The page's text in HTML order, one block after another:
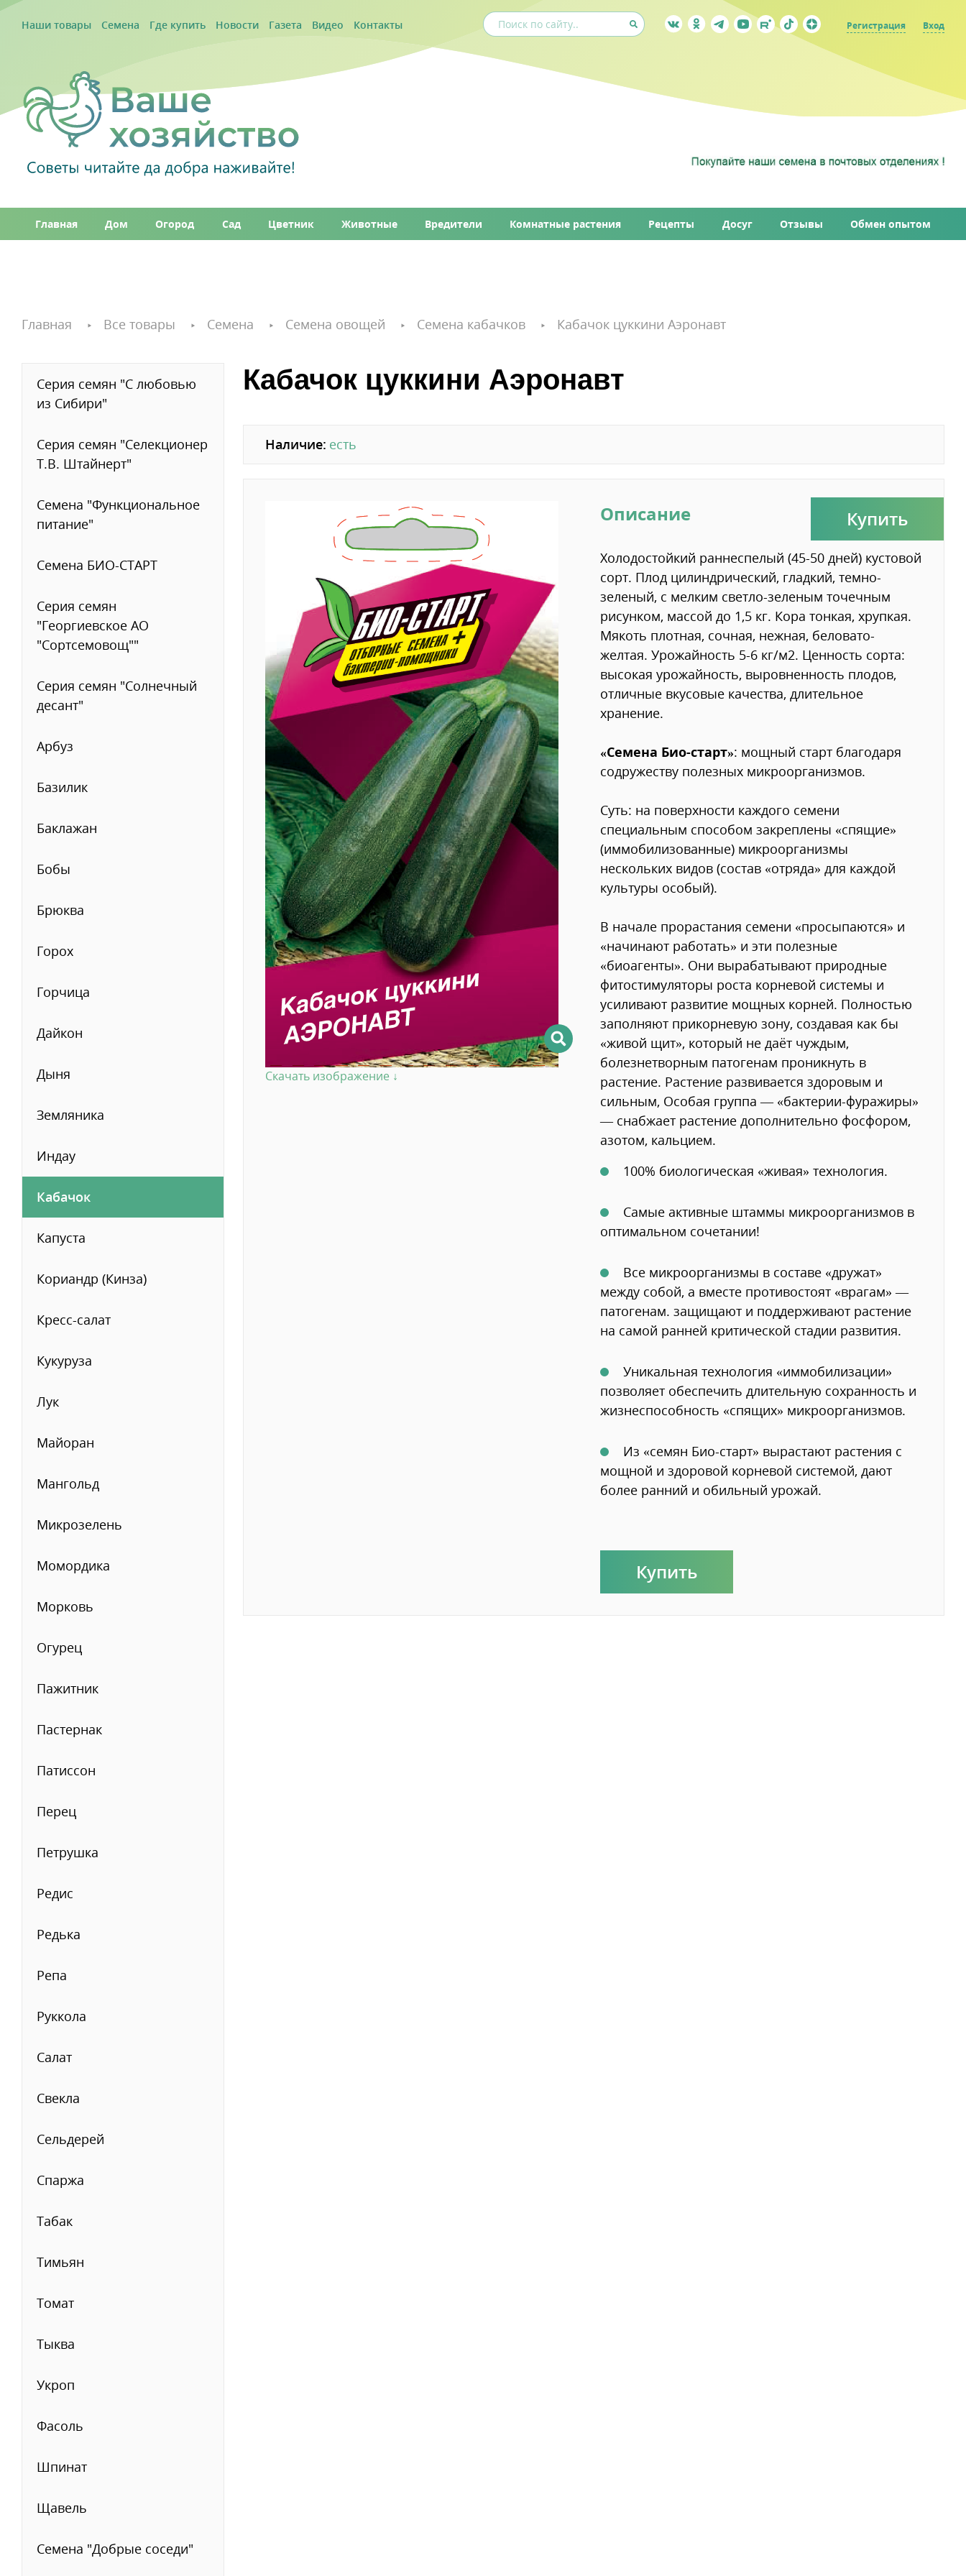
Наши товары Семена Где купить Новости Газета Видео Контакты Регистрация Вход
Главная Дом Огород Сад Цветник Животные Вредители Комнатные растения Рецепты Досуг Отзывы Обмен опытом
Главная Все товары Семена Семена овощей Семена кабачков Кабачок цуккини Аэронавт
Серия семян "С любовью
из Сибири"
Серия семян "Селекционер
Т.В. Штайнерт"
Семена "Функциональное
питание"
Семена БИО-СТАРТ
Серия семян
"Георгиевское АО
"Сортсемовощ""
Серия семян "Солнечный
десант"
Арбуз
Базилик
Баклажан
Бобы
Брюква
Горох
Горчица
Дайкон
Дыня
Земляника
Индау
Кабачок
Капуста
Кориандр (Кинза)
Кресс-салат
Кукуруза
Лук
Майоран
Мангольд
Микрозелень
Момордика
Морковь
Огурец
Пажитник
Пастернак
Патиссон
Перец
Петрушка
Редис
Редька
Репа
Руккола
Салат
Свекла
Сельдерей
Спаржа
Табак
Тимьян
Томат
Тыква
Укроп
Фасоль
Шпинат
Щавель
Семена "Добрые соседи"
Кабачок цуккини Аэронавт
Наличие: есть
Скачать изображение ↓
Купить
Описание
Холодостойкий раннеспелый (45-50 дней) кустовой
сорт. Плод цилиндрический, гладкий, темно-
зеленый, с мелким светло-зеленым точечным
рисунком, массой до 1,5 кг. Кора тонкая, хрупкая.
Мякоть плотная, сочная, нежная, беловато-
желтая. Урожайность 5-6 кг/м2. Ценность сорта:
высокая урожайность, выровненность плодов,
отличные вкусовые качества, длительное
хранение.
«Семена Био-старт»: мощный старт благодаря
содружеству полезных микроорганизмов.
Суть: на поверхности каждого семени
специальным способом закреплены «спящие»
(иммобилизованные) микроорганизмы
нескольких видов (состав «отряда» для каждой
культуры особый).
В начале прорастания семени «просыпаются» и
«начинают работать» и эти полезные
«биоагенты». Они вырабатывают природные
фитостимуляторы роста корневой системы и
усиливают развитие мощных корней. Полностью
заполняют прикорневую зону, создавая как бы
«живой щит», который не даёт чуждым,
болезнетворным патогенам проникнуть в
растение. Растение развивается здоровым и
сильным, Особая группа — «бактерии-фуражиры»
— снабжает растение дополнительно фосфором,
азотом, кальцием.
100% биологическая «живая» технология.
Самые активные штаммы микроорганизмов в
оптимальном сочетании!
Все микроорганизмы в составе «дружат»
между собой, а вместе противостоят «врагам» —
патогенам. защищают и поддерживают растение
на самой ранней критической стадии развития.
Уникальная технология «иммобилизации»
позволяет обеспечить длительную сохранность и
жизнеспособность «спящих» микроорганизмов.
Из «семян Био-старт» вырастают растения с
мощной и здоровой корневой системой, дают
более ранний и обильный урожай.
Купить